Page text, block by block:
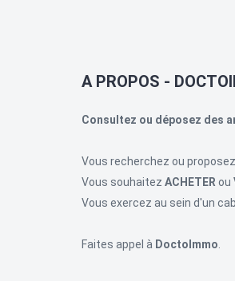
A PROPOS -
Consultez ou déposez des
Vous recherchez ou
Vous souhaitez ACHETER ou
Vous exercez au sein d'un
Faites appel à DoctoImmo.